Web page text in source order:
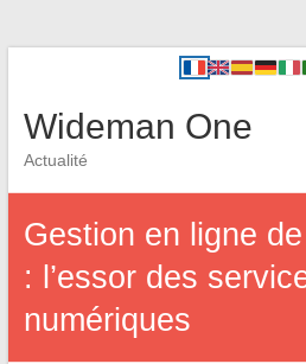
Wideman One
Actualité
Gestion en ligne
: l’essor des
numériques